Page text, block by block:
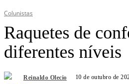
Colunistas
Raquetes de
diferentes níveis
Reinaldo Olecio 10 de outubro de